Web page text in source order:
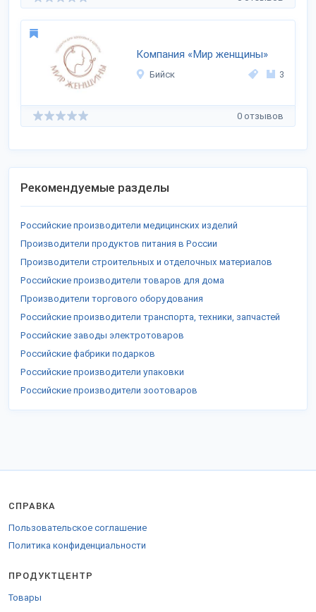
Компания «Мир женщины»
Бийск 3
0 отзывов
Рекомендуемые разделы
Российские производители медицинских изделий
Производители продуктов питания в России
Производители строительных и отделочных материалов
Российские производители товаров для дома
Производители торгового оборудования
Российские производители транспорта, техники, запчастей
Российские заводы электротоваров
Российские фабрики подарков
Российские производители упаковки
Российские производители зоотоваров
СПРАВКА
Пользовательское соглашение
Политика конфиденциальности
ПРОДУКТЦЕНТР
Товары